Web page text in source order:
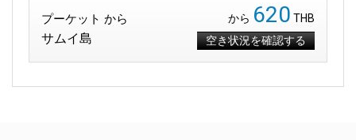
プーケット から
サムイ島
から 620 THB
空き状況を確認する